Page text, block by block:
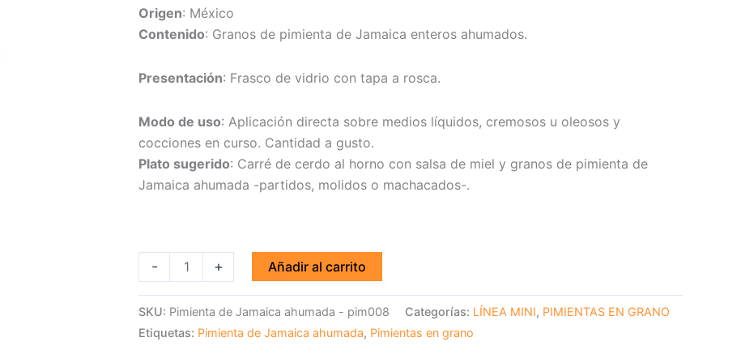
Origen: México
Contenido: Granos de pimienta de Jamaica enteros ahumados.
Presentación: Frasco de vidrio con tapa a rosca.
Modo de uso: Aplicación directa sobre medios líquidos, cremosos u oleosos y
cocciones en curso. Cantidad a gusto.
Plato sugerido: Carré de cerdo al horno con salsa de miel y granos de pimienta de
Jamaica ahumada -partidos, molidos o machacados-.
- + Añadir al carrito
SKU: Pimienta de Jamaica ahumada - pim008 Categorías: LÍNEA MINI, PIMIENTAS EN GRANO
Etiquetas: Pimienta de Jamaica ahumada, Pimientas en grano